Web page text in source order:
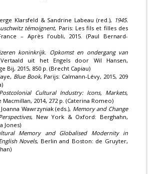
Klarsfeld & Sandrine Labeau (red.), 1945.
témoignent, Paris: Les fils et filles des
– Après l’oubli, 2015. (Paul Bernard-
koninkrijk. Opkomst en ondergang van
uit het Engels door Wil Hansen,
Bij, 2015, 850 p. (Brecht Capiau)
Blue Book, Parijs: Calmann-Lévy, 2015, 209
Postcolonial Cultural Industry: Icons, Markets,
Macmillan, 2014, 272 p. (Caterina Romeo)
Wawrzyniak (eds.), Memory and Change
, New York & Oxford: Berghahn,
Jones)
Memory and Globalised Modernity in
Novels, Berlin and Boston: de Gruyter,